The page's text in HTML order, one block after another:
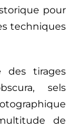
pour
techniques
des tirages
sels
de